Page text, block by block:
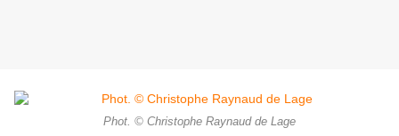
Phot. © Christophe Raynaud de Lage